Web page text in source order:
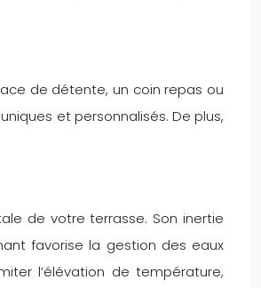
de détente, un coin repas ou
et personnalisés. De plus,
de votre terrasse. Son inertie
favorise la gestion des eaux
l’élévation de température,